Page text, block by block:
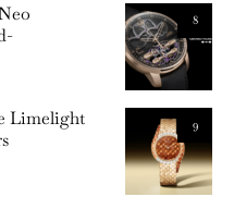
8
9
Limelight